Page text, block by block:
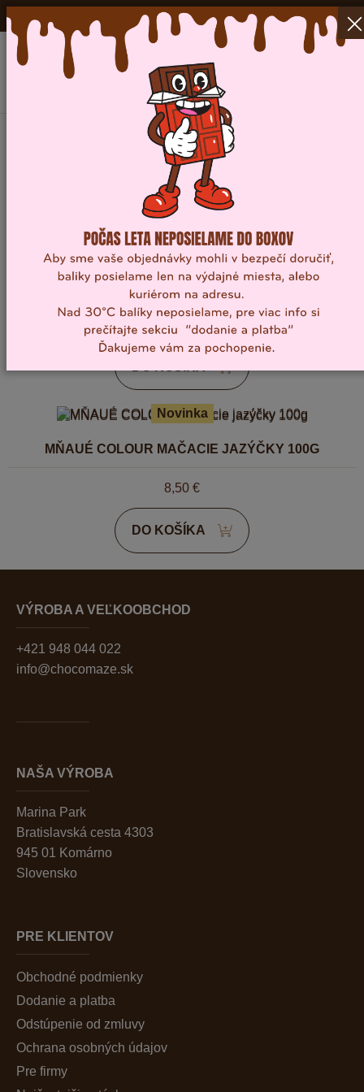
DODANIE ZDARMA NAD 40 EUR V RÁMCI SR a ČR!
Domov / Mačacie jazýčky
MAČACIE JAZÝČKY
FILTER
Novinka
MŇAUÉ CLASSIC MAČACIE JAZÝČKY 100G
7,50€
Novinka
MŇAUÉ COLOUR MAČACIE JAZÝČKY 100G
8,50 €
DO KOŠÍKA
VÝROBA A VEĽKOOBCHOD
+421 948 044 022
info@chocomaze.sk
NAŠA VÝROBA
Marina Park
Bratislavská cesta 4303
945 01 Komárno
Slovensko
PRE KLIENTOV
Obchodné podmienky
Dodanie a platba
Odstúpenie od zmluvy
Ochrana osobných údajov
Pre firmy